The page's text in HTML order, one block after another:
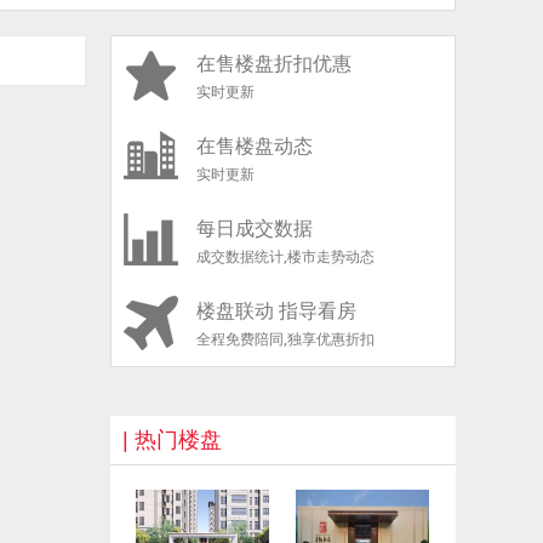
在售楼盘折扣优惠
实时更新
在售楼盘动态
实时更新
每日成交数据
成交数据统计,楼市走势动态
楼盘联动 指导看房
全程免费陪同,独享优惠折扣
| 热门楼盘